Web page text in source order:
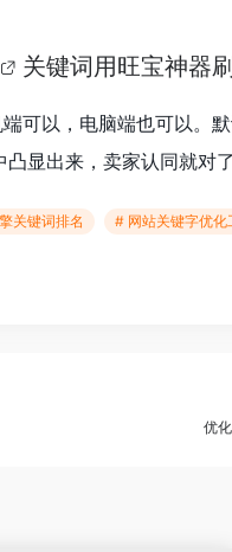
关键词用旺宝神器
可以，电脑端也可以。
显出来，卖家认同就对了
关键词排名 # 网站关键字优化
优